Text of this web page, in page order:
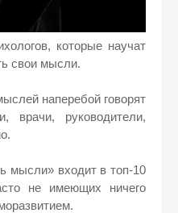
которые научат
свои мысли.
наперебой говорят
врачи, руководители,
мысли» входит в топ-10
не имеющих ничего